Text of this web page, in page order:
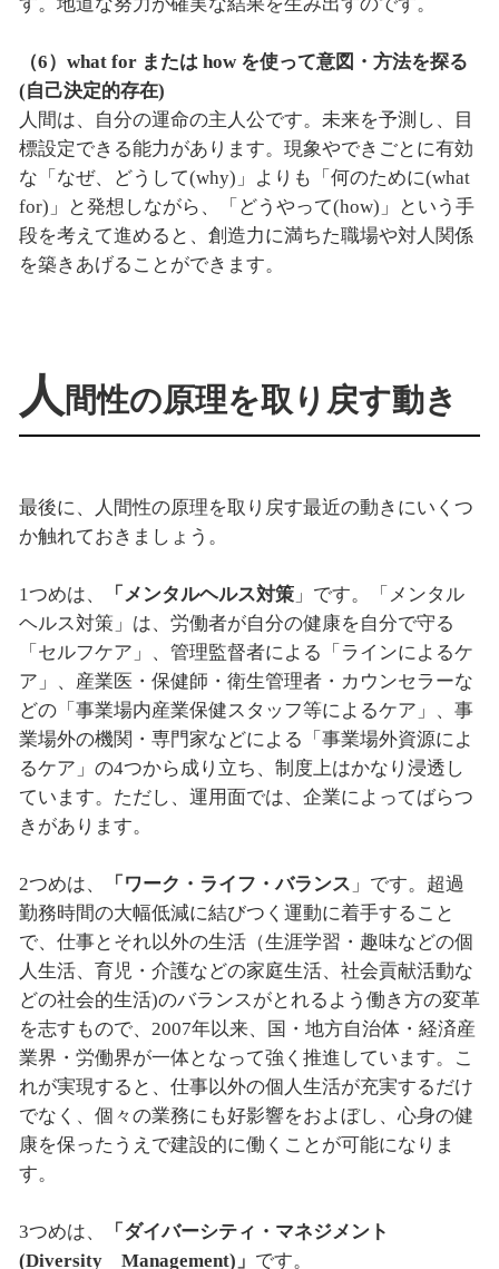
す。地道な努力が確実な結果を生み出すのです。
（6）what for または how を使って意図・方法を探る
(自己決定的存在)
人間は、自分の運命の主人公です。未来を予測し、目
標設定できる能力があります。現象やできごとに有効
な「なぜ、どうして(why)」よりも「何のために(what
for)」と発想しながら、「どうやって(how)」という手
段を考えて進めると、創造力に満ちた職場や対人関係
を築きあげることができます。
人 間性の原理を取り戻す動き
最後に、人間性の原理を取り戻す最近の動きにいくつ
か触れておきましょう。
1つめは、 「メンタルヘルス対策」です。「メンタル
ヘルス対策」は、労働者が自分の健康を自分で守る
「セルフケア」、管理監督者による「ラインによるケ
ア」、産業医・保健師・衛生管理者・カウンセラーな
どの「事業場内産業保健スタッフ等によるケア」、事
業場外の機関・専門家などによる「事業場外資源によ
るケア」の4つから成り立ち、制度上はかなり浸透し
ています。ただし、運用面では、企業によってばらつ
きがあります。
2つめは、 「ワーク・ライフ・バランス 」です。超過
勤務時間の大幅低減に結びつく運動に着手すること
で、仕事とそれ以外の生活（生涯学習・趣味などの個
人生活、育児・介護などの家庭生活、社会貢献活動な
どの社会的生活)のバランスがとれるよう働き方の変革
を志すもので、2007年以来、国・地方自治体・経済産
業界・労働界が一体となって強く推進しています。こ
れが実現すると、仕事以外の個人生活が充実するだけ
でなく、個々の業務にも好影響をおよぼし、心身の健
康を保ったうえで建設的に働くことが可能になりま
す。
3つめは、
「ダイバーシティ・マネジメント
(Diversity Management)」 です。